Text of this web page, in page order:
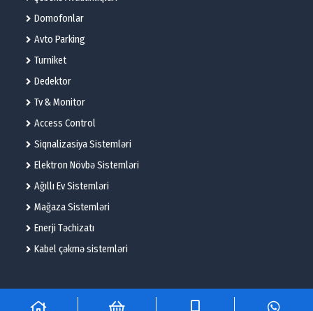
Domofonlar
Avto Parking
Turniket
Dedektor
Tv & Monitor
Access Control
Siqnalizasiya Sistemləri
Elektron Növbə Sistemləri
Ağıllı Ev Sistemləri
Mağaza Sistemləri
Enerji Təchizatı
Kabel çəkmə sistemləri
© 2025 – Flame Technologies